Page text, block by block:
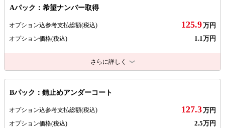
Aパック：希望ナンバー取得
オプション込参考支払総額(税込) 125.9万円
オプション価格(税込) 1.1万円
さらに詳しく
Bパック：錆止めアンダーコート
オプション込参考支払総額(税込) 127.3万円
オプション価格(税込) 2.5万円